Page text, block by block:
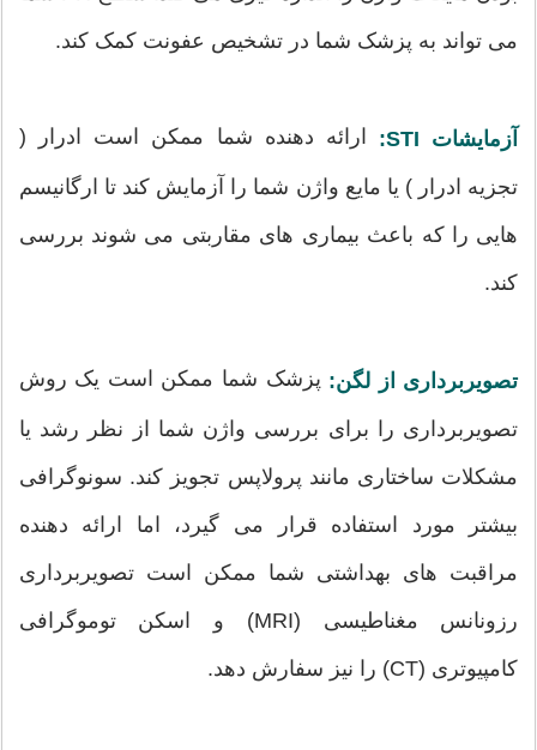
می تواند به پزشک شما در تشخیص عفونت کمک کند.
آزمایشات STI: ارائه دهنده شما ممکن است ادرار (
تجزیه ادرار ) یا مایع واژن شما را آزمایش کند تا ارگانیسم
هایی را که باعث بیماری های مقاربتی می شوند بررسی
کند.
تصویربرداری از لگن: پزشک شما ممکن است یک روش
تصویربرداری را برای بررسی واژن شما از نظر رشد یا
مشکلات ساختاری مانند پرولاپس تجویز کند. سونوگرافی
بیشتر مورد استفاده قرار می گیرد، اما ارائه دهنده
مراقبت های بهداشتی شما ممکن است تصویربرداری
رزونانس مغناطیسی (MRI) و اسکن توموگرافی
کامپیوتری (CT) را نیز سفارش دهد.